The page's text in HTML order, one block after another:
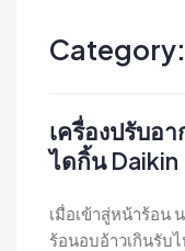
Category:
เครื่องปรับอ
ไดกิ้น Daikin
เมื่อเข้าสู่หน้าร้อน
ร้อนอบอ้าวเกินรับไ